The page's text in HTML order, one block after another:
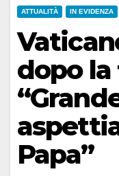
ATTUALITÀ IN EVIDENZA
dopo
Papa”